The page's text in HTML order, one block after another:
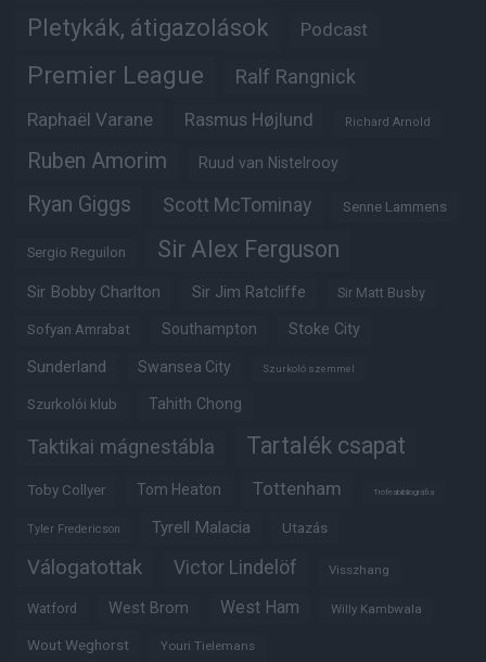
Pletykák, átigazolások Podcast
Premier League Ralf Rangnick
Raphaël Varane Rasmus Højlund Richard Arnold
Ruben Amorim Ruud van Nistelrooy
Ryan Giggs Scott McTominay Senne Lammens
Sergio Reguilon Sir Alex Ferguson
Sir Bobby Charlton Sir Jim Ratcliffe Sir Matt Busby
Sofyan Amrabat Southampton Stoke City
Sunderland Swansea City Szurkoló szemmel
Szurkolói klub Tahith Chong
Taktikai mágnestábla Tartalék csapat
Toby Collyer Tom Heaton Tottenham Trófeabibliográfia
Tyler Fredericson Tyrell Malacia Utazás
Válogatottak Victor Lindelöf Visszhang
Watford West Brom West Ham Willy Kambwala
Wout Weghorst Youri Tielemans